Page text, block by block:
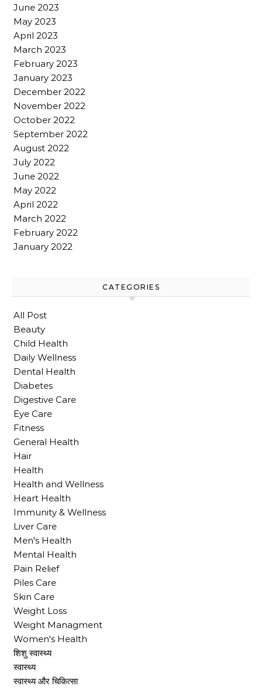
June 2023
May 2023
April 2023
March 2023
February 2023
January 2023
December 2022
November 2022
October 2022
September 2022
August 2022
July 2022
June 2022
May 2022
April 2022
March 2022
February 2022
January 2022
CATEGORIES
All Post
Beauty
Child Health
Daily Wellness
Dental Health
Diabetes
Digestive Care
Eye Care
Fitness
General Health
Hair
Health
Health and Wellness
Heart Health
Immunity & Wellness
Liver Care
Men's Health
Mental Health
Pain Relief
Piles Care
Skin Care
Weight Loss
Weight Managment
Women's Health
शिशु स्वास्थ्य
स्वास्थ्य
स्वास्थ्य और चिकित्सा